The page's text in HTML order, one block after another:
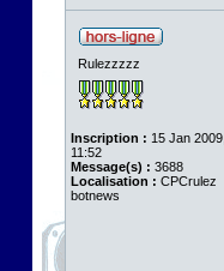
Rulezzzzz
Inscription : 15 Jan 2009,
11:52
Message(s) : 3688
Localisation : CPCrulez
botnews